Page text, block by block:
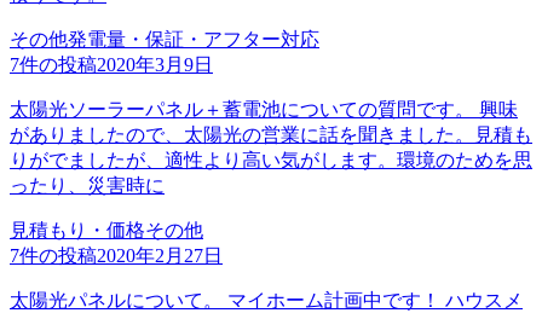
その他発電量・保証・アフター対応
7件の投稿2020年3月9日
太陽光ソーラーパネル＋蓄電池についての質問です。 興味
がありましたので、太陽光の営業に話を聞きました。見積も
りがでましたが、適性より高い気がします。環境のためを思
ったり、災害時に
見積もり・価格その他
7件の投稿2020年2月27日
太陽光パネルについて。 マイホーム計画中です！ ハウスメ